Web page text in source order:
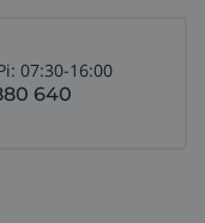
07:30-16:00
640